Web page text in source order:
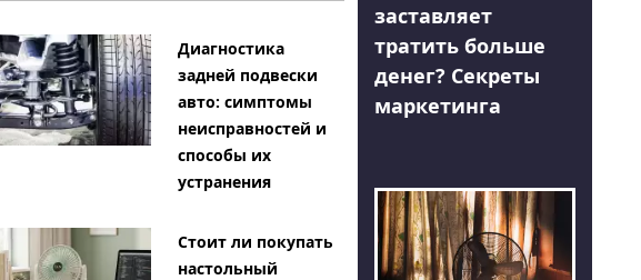
Диагностика
задней подвески
авто: симптомы
неисправностей и
способы их
устранения
Стоит ли покупать
настольный
заставляет
тратить больше
денег? Секреты
маркетинга